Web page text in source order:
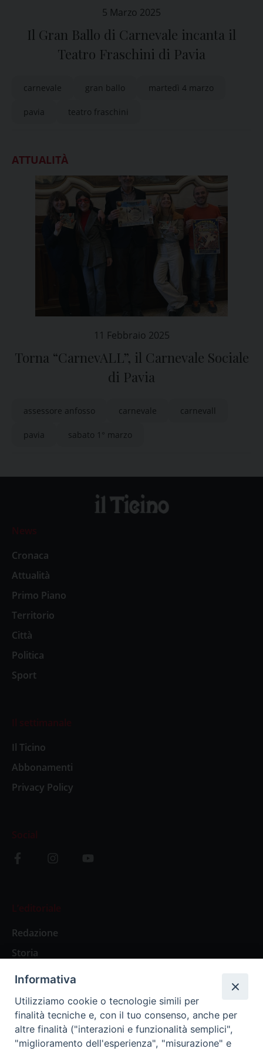
5 Marzo 2025
Il Gran Ballo di Carnevale incanta il
Teatro Fraschini di Pavia
carnevale gran ballo martedì 4 marzo
pavia teatro fraschini
ATTUALITÀ
11 Febbraio 2025
Torna “CarnevALL”, il Carnevale Sociale
di Pavia
assessore anfosso carnevale carnevall
pavia sabato 1° marzo
News
Cronaca
Attualità
Primo Piano
Territorio
Città
Politica
Sport
Il settimanale
Il Ticino
Abbonamenti
Privacy Policy
Social
L’editoriale
Redazione
Storia
Abbonamenti
Abbonamento Annuale Digitale
Abbonamento Annuale Cartaceo
Informativa
Utilizziamo cookie o tecnologie simili per
finalità tecniche e, con il tuo consenso, anche per
altre finalità ("interazioni e funzionalità semplici",
"miglioramento dell'esperienza", "misurazione" e